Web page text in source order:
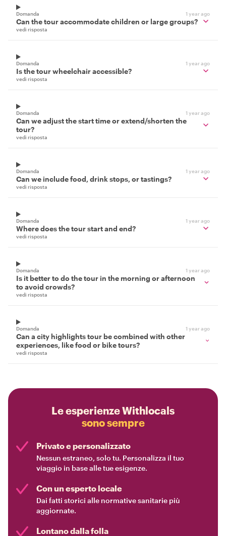
Domanda 1 year ago
Can the tour accommodate children or large groups?
vedi risposta
Domanda 1 year ago
Is the tour wheelchair accessible?
vedi risposta
Domanda 1 year ago
Can we adjust the start time or extend/shorten the
tour?
vedi risposta
Domanda 1 year ago
Can we include food, drink stops, or tastings?
vedi risposta
Domanda 1 year ago
Where does the tour start and end?
vedi risposta
Domanda 1 year ago
Is it better to do the tour in the morning or afternoon
to avoid crowds?
vedi risposta
Domanda 1 year ago
Can a city highlights tour be combined with other
experiences, like food or bike tours?
vedi risposta
Le esperienze Withlocals
sono sempre
Privato e personalizzato
Nessun estraneo, solo tu. Personalizza il tuo
viaggio in base alle tue esigenze.
Con un esperto locale
Dai fatti storici alle normative sanitarie più
aggiornate.
Lontano dalla folla